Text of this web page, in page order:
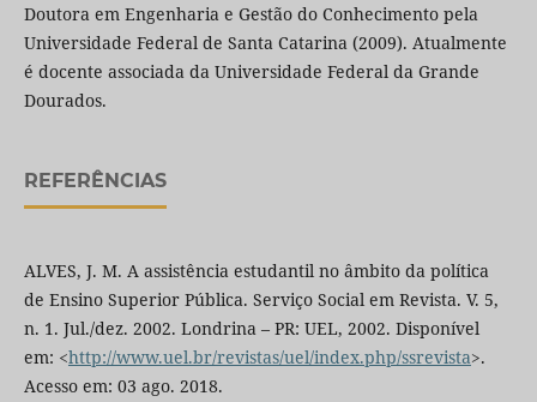
Doutora em Engenharia e Gestão do Conhecimento pela
Universidade Federal de Santa Catarina (2009). Atualmente
é docente associada da Universidade Federal da Grande
Dourados.
REFERÊNCIAS
ALVES, J. M. A assistência estudantil no âmbito da política
de Ensino Superior Pública. Serviço Social em Revista. V. 5,
n. 1. Jul./dez. 2002. Londrina – PR: UEL, 2002. Disponível
em: <http://www.uel.br/revistas/uel/index.php/ssrevista>.
Acesso em: 03 ago. 2018.